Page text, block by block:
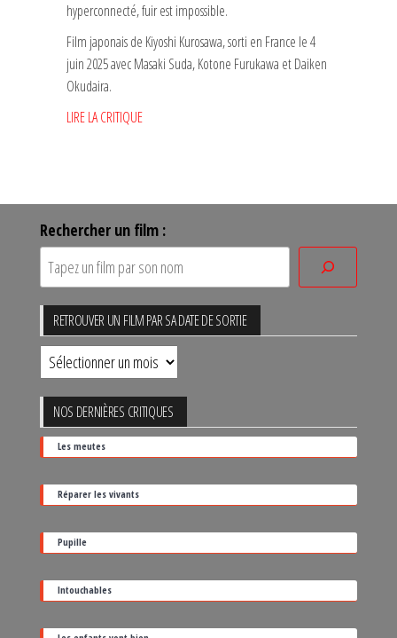
hyperconnecté, fuir est impossible.
Film japonais de Kiyoshi Kurosawa, sorti en France le 4
juin 2025 avec Masaki Suda, Kotone Furukawa et Daiken
Okudaira.
LIRE LA CRITIQUE
Rechercher un film :
RETROUVER UN FILM PAR SA DATE DE SORTIE
Retrouver
un
film
par
sa
date
de
sortie
NOS DERNIÈRES CRITIQUES
Les meutes
Réparer les vivants
Pupille
Intouchables